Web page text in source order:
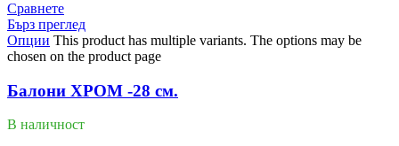
Сравнете
Бърз преглед
Опции This product has multiple variants. The options may be
chosen on the product page
Балони ХРОМ -28 см.
В наличност